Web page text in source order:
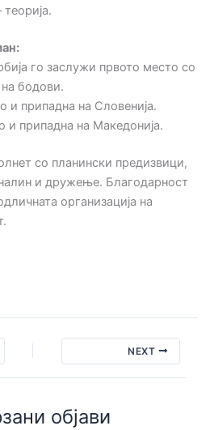
го заслужи првото место со
на бодови.
и припадна на Словенија.
и припадна на Македонија.
со планински предизвици,
и дружење. Благодарност
организација на
NEXT
објави